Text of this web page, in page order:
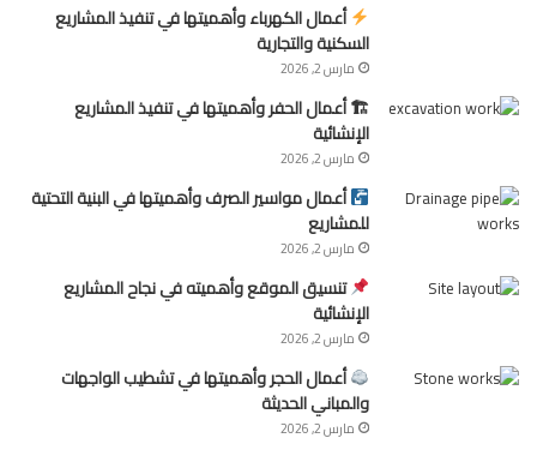
أعمال الكهرباء وأهميتها في تنفيذ المشاريع
السكنية والتجارية
مارس 2, 2026
🏗 أعمال الحفر وأهميتها في تنفيذ المشاريع
الإنشائية
مارس 2, 2026
أعمال مواسير الصرف وأهميتها في البنية التحتية
للمشاريع
مارس 2, 2026
تنسيق الموقع وأهميته في نجاح المشاريع
الإنشائية
مارس 2, 2026
أعمال الحجر وأهميتها في تشطيب الواجهات
والمباني الحديثة
مارس 2, 2026